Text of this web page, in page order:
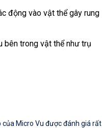
động vào vật thể gây rung
bên trong vật thể như trụ
Micro Vu được đánh giá rất